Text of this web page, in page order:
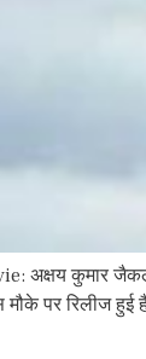
अक्षय कुमार
मौके पर रिलीज